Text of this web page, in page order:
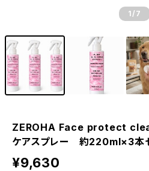
1 /7
ZEROHA Face protect
ケアスプレー 約220ml×3本
¥9,630